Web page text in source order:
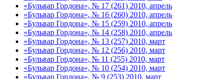
«Бульвар Гордона», № 17 (261) 2010, апрель
«Бульвар Гордона», № 16 (260) 2010, апрель
«Бульвар Гордона», № 15 (259) 2010, апрель
«Бульвар Гордона», № 14 (258) 2010, апрель
«Бульвар Гордона», № 13 (257) 2010, март
«Бульвар Гордона», № 12 (256) 2010, март
«Бульвар Гордона», № 11 (255) 2010, март
«Бульвар Гордона», № 10 (254) 2010, март
«Бульвар Гордона», № 9 (253) 2010, март